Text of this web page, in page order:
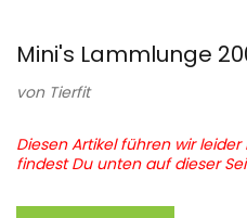
Mini's Lammlunge
von Tierfit
Diesen Artikel führen wir
findest Du unten auf dieser